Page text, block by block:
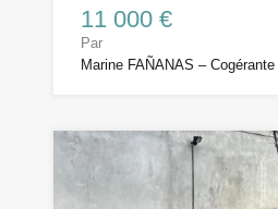
11 000 €
Par
Marine FAÑANAS – Cogérante